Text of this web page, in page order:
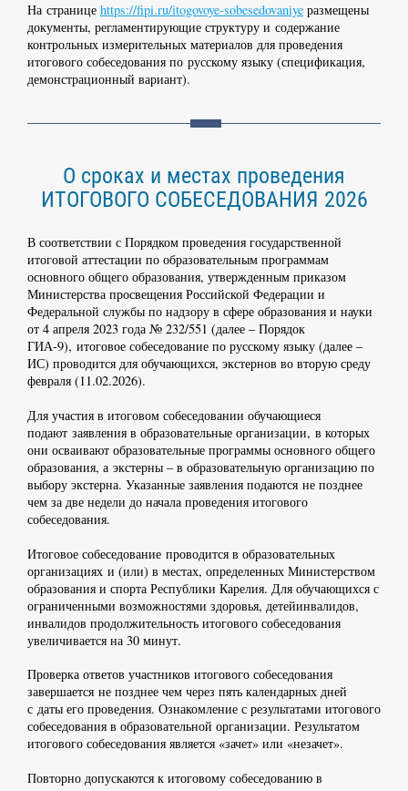
На странице https://fipi.ru/itogovoye-sobesedovaniye размещены
документы, регламентирующие структуру и содержание
контрольных измерительных материалов для проведения
итогового собеседования по русскому языку (спецификация,
демонстрационный вариант).
О сроках и местах проведения
ИТОГОВОГО СОБЕСЕДОВАНИЯ 2026
В соответствии с Порядком проведения государственной
итоговой аттестации по образовательным программам
основного общего образования, утвержденным приказом
Министерства просвещения Российской Федерации и
Федеральной службы по надзору в сфере образования и науки
от 4 апреля 2023 года № 232/551 (далее – Порядок
ГИА-9), итоговое собеседование по русскому языку (далее –
ИС) проводится для обучающихся, экстернов во вторую среду
февраля (11.02.2026).
Для участия в итоговом собеседовании обучающиеся
подают заявления в образовательные организации, в которых
они осваивают образовательные программы основного общего
образования, а экстерны – в образовательную организацию по
выбору экстерна. Указанные заявления подаются не позднее
чем за две недели до начала проведения итогового
собеседования.
Итоговое собеседование проводится в образовательных
организациях и (или) в местах, определенных Министерством
образования и спорта Республики Карелия. Для обучающихся с
ограниченными возможностями здоровья, детейинвалидов,
инвалидов продолжительность итогового собеседования
увеличивается на 30 минут.
Проверка ответов участников итогового собеседования
завершается не позднее чем через пять календарных дней
с даты его проведения. Ознакомление с результатами итогового
собеседования в образовательной организации. Результатом
итогового собеседования является «зачет» или «незачет».
Повторно допускаются к итоговому собеседованию в